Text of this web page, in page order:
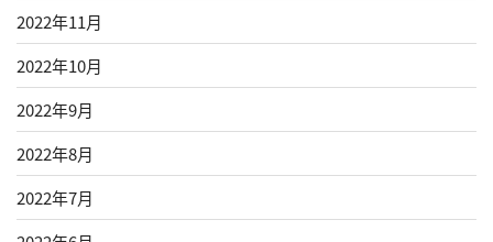
2022年11月
2022年10月
2022年9月
2022年8月
2022年7月